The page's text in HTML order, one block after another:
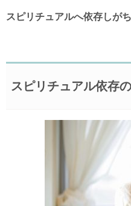
スピリチュアルへ依存しが
スピリチュアル依存